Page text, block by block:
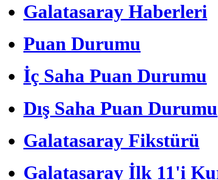
Galatasaray Haberleri
Puan Durumu
İç Saha Puan Durumu
Dış Saha Puan Durumu
Galatasaray Fikstürü
Galatasaray İlk 11'i